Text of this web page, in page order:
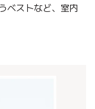
ベストなど、室内